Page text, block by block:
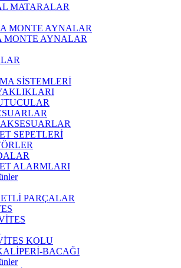
MATARALAR
MONTE AYNALAR
MONTE AYNALAR
SİSTEMLERİ
SEPETLERİ
ALARMLARI
PARÇALAR
KOLU
BACAĞI